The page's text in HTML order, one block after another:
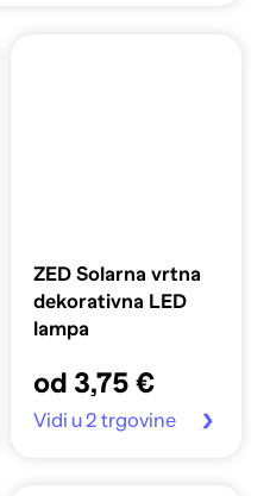
ZED Solarna vrtna
dekorativna LED
lampa
od 3,75 €
Vidi u 2 trgovine